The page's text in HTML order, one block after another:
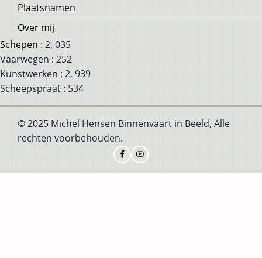
Plaatsnamen
Over mij
Schepen : 2, 035
Vaarwegen : 252
Kunstwerken : 2, 939
Scheepspraat : 534
© 2025 Michel Hensen Binnenvaart in Beeld, Alle
rechten voorbehouden.